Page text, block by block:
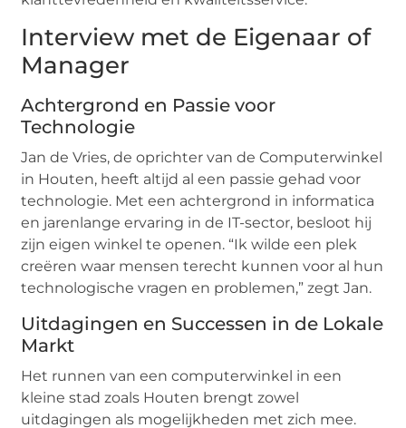
Interview met de Eigenaar of
Manager
Achtergrond en Passie voor
Technologie
Jan de Vries, de oprichter van de Computerwinkel
in Houten, heeft altijd al een passie gehad voor
technologie. Met een achtergrond in informatica
en jarenlange ervaring in de IT-sector, besloot hij
zijn eigen winkel te openen. “Ik wilde een plek
creëren waar mensen terecht kunnen voor al hun
technologische vragen en problemen,” zegt Jan.
Uitdagingen en Successen in de Lokale
Markt
Het runnen van een computerwinkel in een
kleine stad zoals Houten brengt zowel
uitdagingen als mogelijkheden met zich mee.